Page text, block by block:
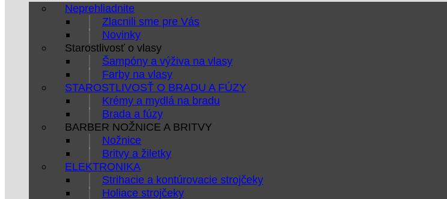
Neprehliadnite
Zlacnili sme pre Vás
Novinky
Starostlivosť o vlasy
Šampóny a výživa na vlasy
Farby na vlasy
STAROSTLIVOSŤ O BRADU A FÚZY
Krémy a mydlá na bradu
Brada a fúzy
BARBER NOŽNICE A BRITVY
Nožnice
Britvy a žiletky
ELEKTRONIKA
Strihacie a kontúrovacie strojčeky
Holiace strojčeky